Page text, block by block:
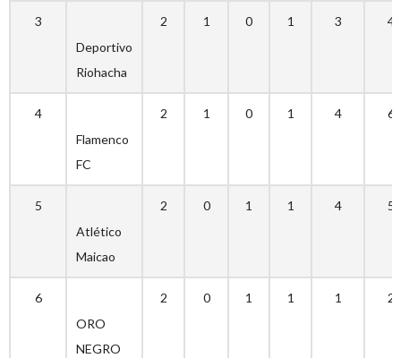
3
Deportivo
Riohacha
2 1 0 1 3 4
4
Flamenco
FC
2 1 0 1 4 6
5
Atlético
Maicao
2 0 1 1 4 5
6
ORO
NEGRO
2 0 1 1 1 2